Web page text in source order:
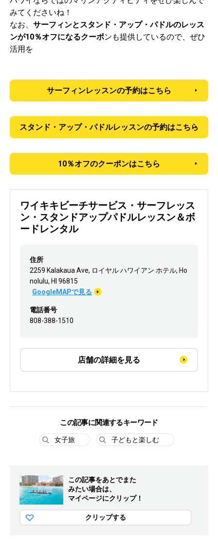
みてくださいね！
なお、 サーフィンとスタンド・アップ・パドルのレッス
ンが10％オフになるクーポンも提供しているので、ぜひ
活用を
サーフィンレッスンの予約はこちら
スタンド・アップ・パドルレッスンの予約はこちら
10％オフのクーポンはこちら
ワイキキビーチサービス・サーフレッス
ン・スタンドアップパドルレッスン＆ボ
ードレンタル
住所
2259 Kalakaua Ave, ロイヤル ハワイアン ホテル, Ho
nolulu, HI 96815
GoogleMAPで見る
電話番号
808-388-1510
店舗の詳細を見る
この記事に関連するキーワード
女子旅 子どもと楽しむ
この記事をあとでまた
みたい場合は、
マイページにクリップ！
クリップする